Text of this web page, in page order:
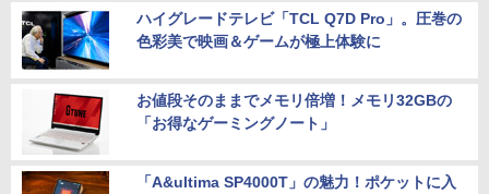
ハイグレードテレビ「TCL Q7D Pro」。圧巻の
色彩美で映画＆ゲームが極上体験に
お値段そのままでメモリ倍増！メモリ32GBの
「お得なゲーミングノート」
「A&ultima SP4000T」の魅力！ポケットに入